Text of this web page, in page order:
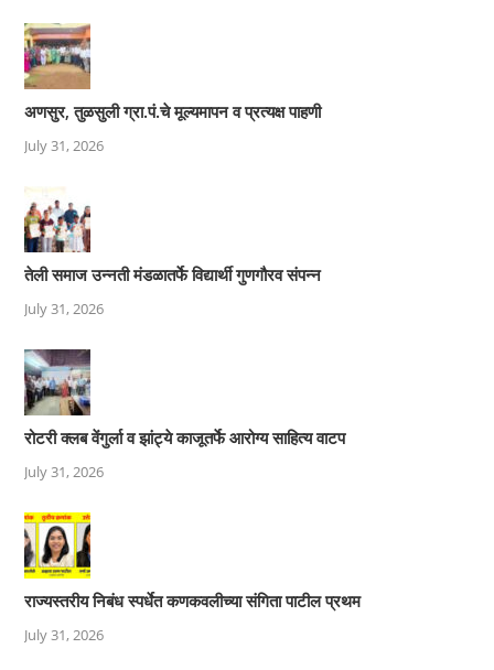
अणसुर, तुळसुली ग्रा.पं.चे मूल्यमापन व प्रत्यक्ष पाहणी
July 31, 2026
तेली समाज उन्नती मंडळातर्फे विद्यार्थी गुणगौरव संपन्न
July 31, 2026
रोटरी क्लब वेंगुर्ला व झांट्ये काजूतर्फे आरोग्य साहित्य वाटप
July 31, 2026
राज्यस्तरीय निबंध स्पर्धेत कणकवलीच्या संगिता पाटील प्रथम
July 31, 2026